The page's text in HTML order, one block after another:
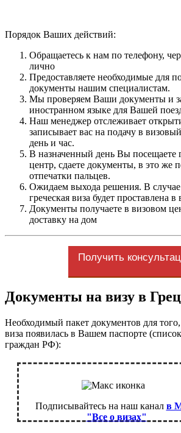
Порядок Ваших действий:
Обращаетесь к нам по телефону,
лично
Предоставляете необходимые для
документы нашим специалистам.
Мы проверяем Ваши документы и
иностранном языке для Вашей
Наш менеджер отслеживает
записывает вас на подачу в
день и час.
В назначенный день Вы посещаете
центр, сдаете документы, в это же
отпечатки пальцев.
Ожидаем выхода решения. В
греческая виза будет проставлена
Документы получаете в визовом
доставку на дом
Получить
Документы на визу в
Необходимый пакет документов для
виза появилась в Вашем паспорте
граждан РФ):
Подписывайтесь на наш канал в
"Все о визах"